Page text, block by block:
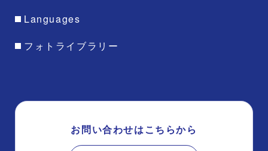
Languages
フォトライブラリー
お問い合わせはこちらから